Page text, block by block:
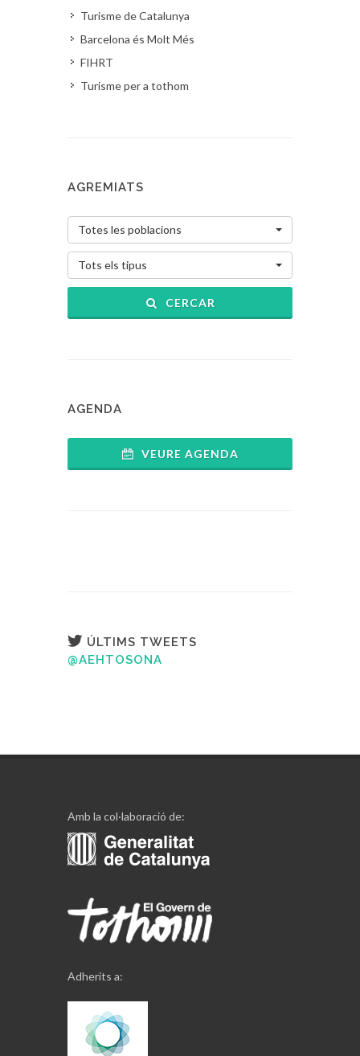
Turisme de Catalunya
Barcelona és Molt Més
FIHRT
Turisme per a tothom
AGREMIATS
Totes les poblacions
Tots els tipus
CERCAR
AGENDA
VEURE AGENDA
ÚLTIMS TWEETS
@AEHTOSONA
Amb la col·laboració de:
Adherits a: